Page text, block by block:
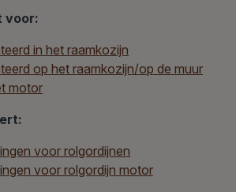
voor:
in het raamkozijn
op het raamkozijn/op de muur
motor
voor rolgordijnen
voor rolgordijn motor